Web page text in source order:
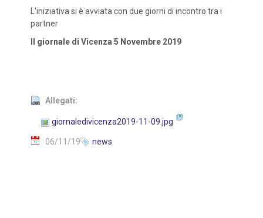
L'iniziativa si è avviata con due giorni di incontro tra i
partner
Il giornale di Vicenza 5 Novembre 2019
Allegati:
giornaledivicenza2019-11-09.jpg
06/11/19 news